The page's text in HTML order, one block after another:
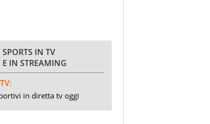
SPORTS IN TV
E IN STREAMING
in diretta tv oggi